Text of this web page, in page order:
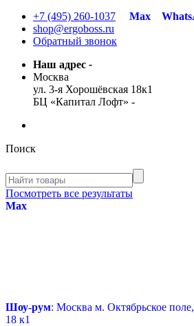
+7 (495) 260-1037
Max
shop@ergoboss.ru
Обратный звонок
Наш адрес -
Москва
ул. 3-я Хорошёвская 18к1
БЦ «Капитал Лофт» -
Поиск
Посмотреть все результаты
Max
Шоу-рум: Москва м. Октябрьское
18 к1